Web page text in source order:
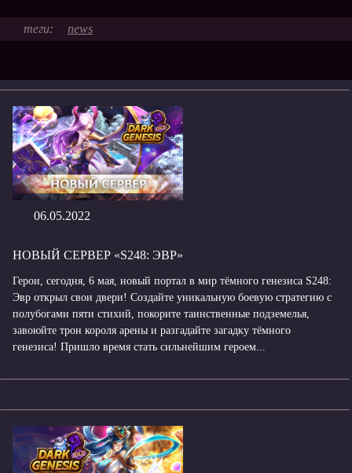
news
06.05.2022
НОВЫЙ СЕРВЕР «S248: ЭВР»
Герои, сегодня, 6 мая, новый портал в мир тёмного генезиса S248:
Эвр открыл свои двери! Создайте уникальную боевую стратегию с
полубогами пяти стихий, покорите таинственные подземелья,
завоюйте трон короля арены и разгадайте загадку тёмного
генезиса! Пришло время стать сильнейшим героем...